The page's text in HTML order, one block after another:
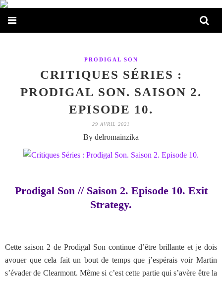
PRODIGAL SON
CRITIQUES SÉRIES :
PRODIGAL SON. SAISON 2.
EPISODE 10.
29 AVRIL 2021
By delromainzika
Prodigal Son // Saison 2. Episode 10. Exit
Strategy.
Cette saison 2 de Prodigal Son continue d’être brillante et je dois
avouer que cela fait un bout de temps que j’espérais voir Martin
s’évader de Clearmont. Même si c’est cette partie qui s’avère être la